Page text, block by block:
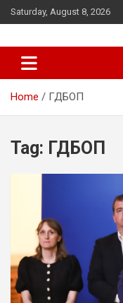
Skip
to
Saturday, August 8, 2026
d7-
Home ГДБОП
Tag: ГДБОП